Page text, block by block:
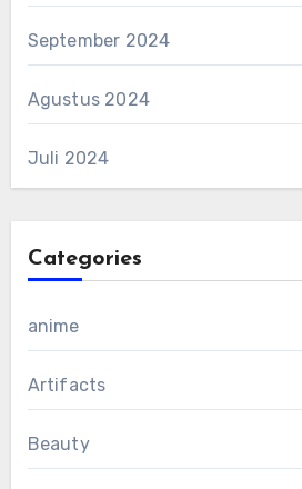
September 2024
Agustus 2024
Juli 2024
Categories
anime
Artifacts
Beauty